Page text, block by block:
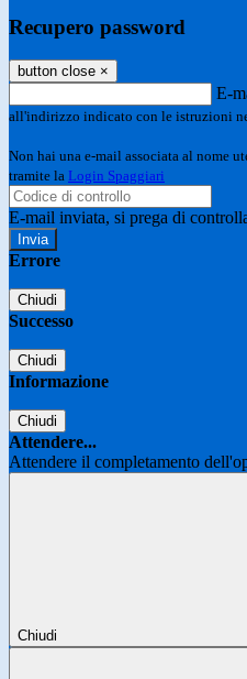
Recupero password
button close ×
E-
all'indirizzo indicato con le istruzioni
Non hai una e-mail associata al nome
tramite la Login Spaggiari
E-mail inviata, si prega di
Errore
Chiudi
Successo
Chiudi
Informazione
Chiudi
Attendere...
Attendere il completamento
Chiudi